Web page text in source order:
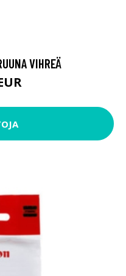
VIHREÄ